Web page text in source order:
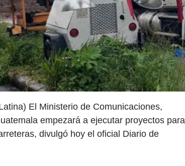
El Ministerio de Comunicaciones,
empezará a ejecutar proyectos para
divulgó hoy el oficial Diario de